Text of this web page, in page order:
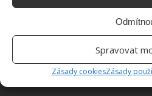
Spravovat
Zásady cookiesZásady
6.5.2026